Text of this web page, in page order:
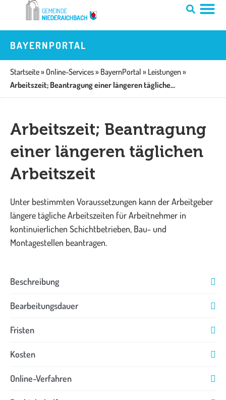
springen
BAYERNPORTAL
Startseite» Online-Services» BayernPortal » Leistungen»
Arbeitszeit; Beantragung einer längeren täglichen Arbeitszeit
Arbeitszeit; Beantragung
einer längeren täglichen
Arbeitszeit
Unter bestimmten Voraussetzungen kann der Arbeitgeber
längere tägliche Arbeitszeiten für Arbeitnehmer in
kontinuierlichen Schichtbetrieben, Bau- und
Montagestellen beantragen.
Beschreibung
Bearbeitungsdauer
Fristen
Kosten
Online-Verfahren